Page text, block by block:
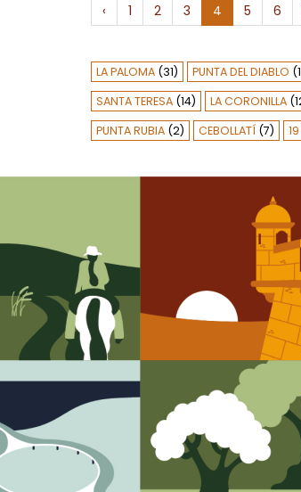
‹ 1 2 3 4 5 6
LA PALOMA (31) PUNTA DEL DIABLO
SANTA TERESA (14) LA CORONILLA
PUNTA RUBIA (2) CEBOLLATÍ (7)